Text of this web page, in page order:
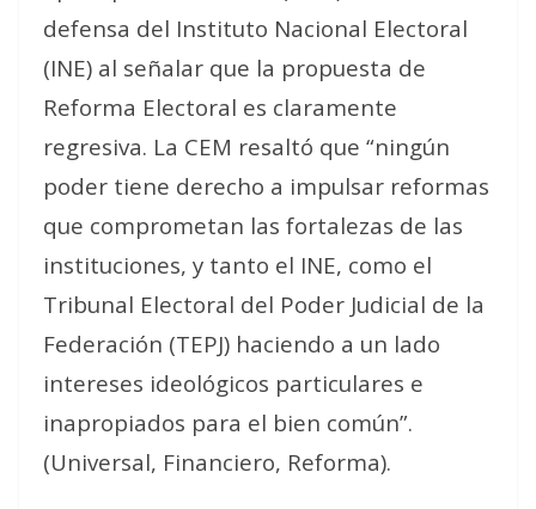
defensa del Instituto Nacional Electoral
(INE) al señalar que la propuesta de
Reforma Electoral es claramente
regresiva. La CEM resaltó que “ningún
poder tiene derecho a impulsar reformas
que comprometan las fortalezas de las
instituciones, y tanto el INE, como el
Tribunal Electoral del Poder Judicial de la
Federación (TEPJ) haciendo a un lado
intereses ideológicos particulares e
inapropiados para el bien común”.
(Universal, Financiero, Reforma).